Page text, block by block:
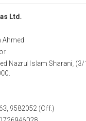
Ltd.
Ahmed
Nazrul Islam Sharani, (3/
9582052 (Off.)